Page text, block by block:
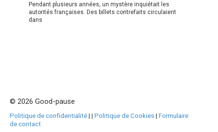
Pendant plusieurs années, un mystère inquiétait les
autorités françaises. Des billets contrefaits circulaient
dans
© 2026 Good-pause
Politique de confidentialité| | Politique de Cookies| Formulaire
de contact